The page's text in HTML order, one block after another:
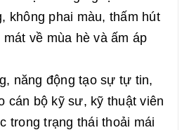
không phai màu, thấm hút
về mùa hè và ấm áp
năng động tạo sự tự tin,
cán bộ kỹ sư, kỹ thuật viên
trong trạng thái thoải mái